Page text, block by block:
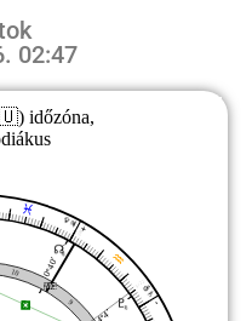
02:47